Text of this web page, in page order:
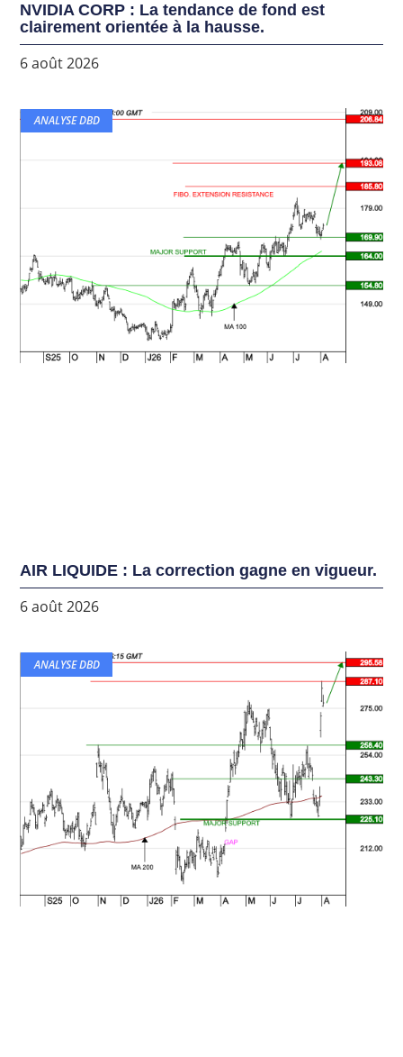
NVIDIA CORP : La tendance de fond est
clairement orientée à la hausse.
6 août 2026
ANALYSE DBD
AIR LIQUIDE : La correction gagne en vigueur.
6 août 2026
ANALYSE DBD